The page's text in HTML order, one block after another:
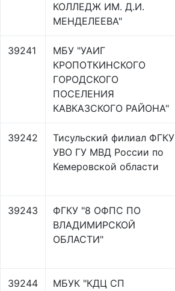
КОЛЛЕДЖ ИМ. Д.И.
МЕНДЕЛЕЕВА"
39241
МБУ "УАИГ
КРОПОТКИНСКОГО
ГОРОДСКОГО
ПОСЕЛЕНИЯ
КАВКАЗСКОГО РАЙОНА"
39242
Тисульский филиал ФГКУ
УВО ГУ МВД России по
Кемеровской области
39243
ФГКУ "8 ОФПС ПО
ВЛАДИМИРСКОЙ
ОБЛАСТИ"
39244
МБУК "КДЦ СП